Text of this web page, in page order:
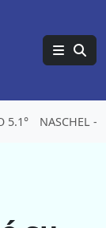
5.1° NASCHEL -